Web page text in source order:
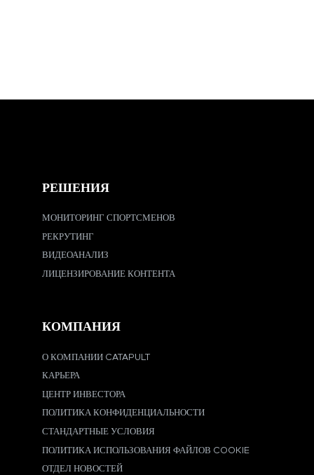
РЕШЕНИЯ
МОНИТОРИНГ СПОРТСМЕНОВ
РЕКРУТИНГ
ВИДЕОАНАЛИЗ
ЛИЦЕНЗИРОВАНИЕ КОНТЕНТА
КОМПАНИЯ
О КОМПАНИИ CATAPULT
КАРЬЕРА
ЦЕНТР ИНВЕСТОРА
ПОЛИТИКА КОНФИДЕНЦИАЛЬНОСТИ
СТАНДАРТНЫЕ УСЛОВИЯ
ПОЛИТИКА ИСПОЛЬЗОВАНИЯ ФАЙЛОВ COOKIE
ОТДЕЛ НОВОСТЕЙ